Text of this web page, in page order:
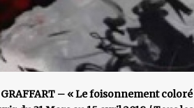
– « Le foisonnement coloré